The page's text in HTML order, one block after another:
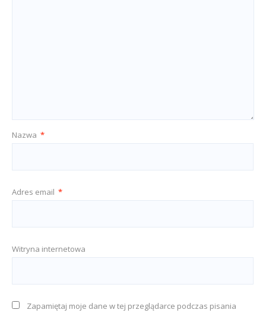
Nazwa *
Adres email *
Witryna internetowa
Zapamiętaj moje dane w tej przeglądarce podczas pisania